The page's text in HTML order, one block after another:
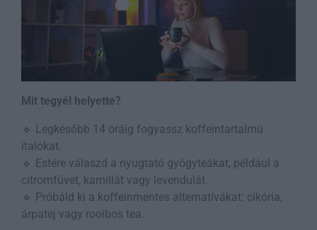
Mit tegyél helyette?
🔹 Legkésőbb 14 óráig fogyassz koffeintartalmú
italokat.
🔹 Estére válaszd a nyugtató gyógyteákat, például a
citromfüvet, kamillát vagy levendulát.
🔹 Próbáld ki a koffeinmentes alternatívákat: cikória,
árpatej vagy rooibos tea.